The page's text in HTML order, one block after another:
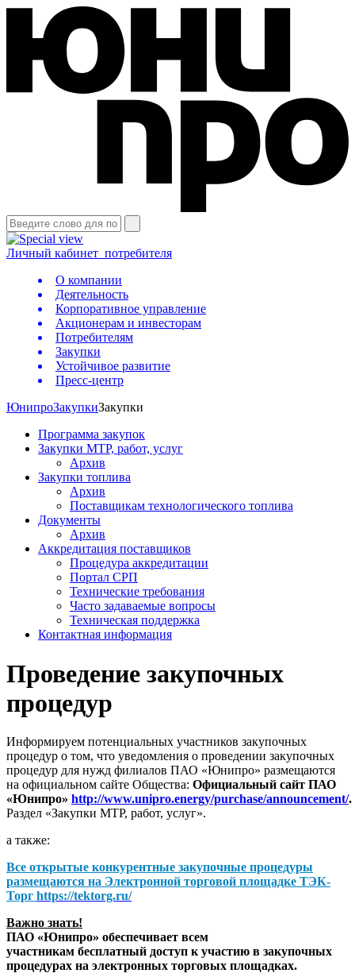
Личный кабинет потребителя
О компании
Деятельность
Корпоративное управление
Акционерам и инвесторам
Потребителям
Закупки
Устойчивое развитие
Пресс-центр
ЮнипроЗакупкиЗакупки
Программа закупок
Закупки МТР, работ, услуг
Архив
Закупки топлива
Архив
Поставщикам технологического топлива
Документы
Архив
Аккредитация поставщиков
Процедура аккредитации
Портал СРП
Технические требования
Часто задаваемые вопросы
Техническая поддержка
Контактная информация
Проведение закупочных
процедур
Информируем потенциальных участников закупочных
процедур о том, что уведомления о проведении закупочных
процедур для нужд филиалов ПАО «Юнипро» размещаются
на официальном сайте Общества: Официальный сайт ПАО
«Юнипро» http://www.unipro.energy/purchase/announcement/.
Раздел «Закупки МТР, работ, услуг».
а также:
Все открытые конкурентные закупочные процедуры
размещаются на Электронной торговой площадке ТЭК-
Торг https://tektorg.ru/
Важно знать!
ПАО «Юнипро» обеспечивает всем
участникам бесплатный доступ к участию в закупочных
процедурах на электронных торговых площадках.